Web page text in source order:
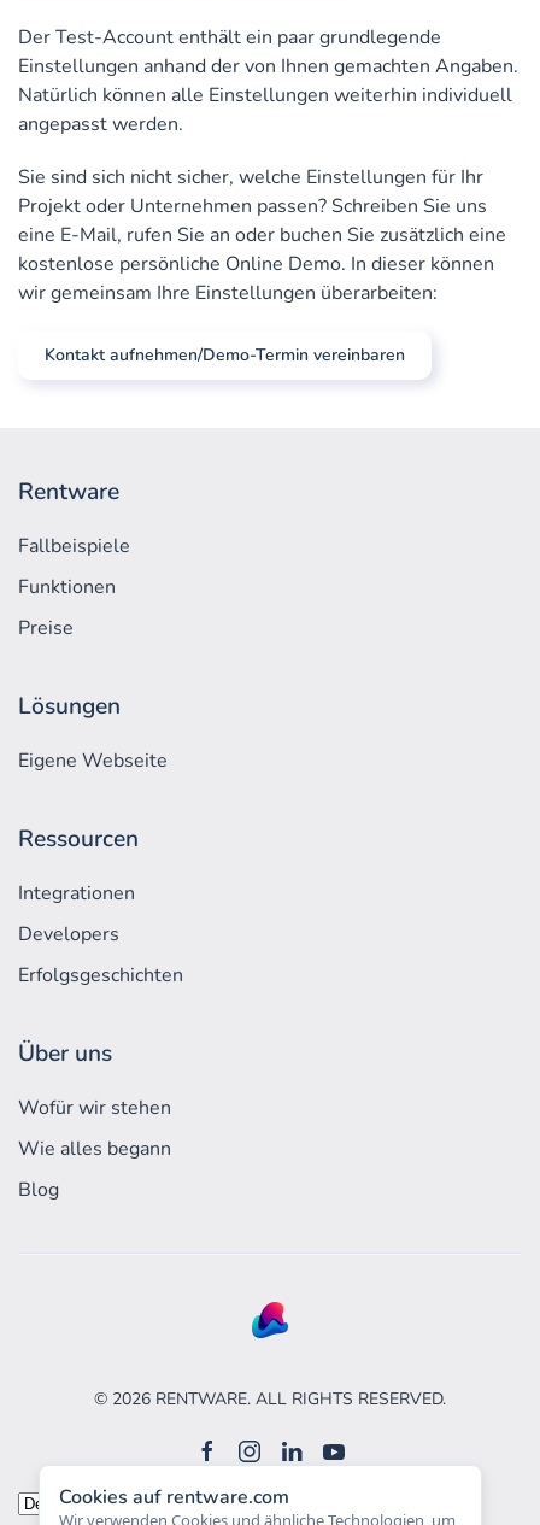
Der Test-Account enthält ein paar grundlegende
Einstellungen anhand der von Ihnen gemachten Angaben.
Natürlich können alle Einstellungen weiterhin individuell
angepasst werden.
Sie sind sich nicht sicher, welche Einstellungen für Ihr
Projekt oder Unternehmen passen? Schreiben Sie uns
eine E-Mail, rufen Sie an oder buchen Sie zusätzlich eine
kostenlose persönliche Online Demo. In dieser können
wir gemeinsam Ihre Einstellungen überarbeiten:
Kontakt aufnehmen/Demo-Termin vereinbaren
Rentware
Fallbeispiele
Funktionen
Preise
Lösungen
Eigene Webseite
Ressourcen
Integrationen
Developers
Erfolgs­geschichten
Über uns
Wofür wir stehen
Wie alles begann
Blog
© 2026 RENTWARE. ALL RIGHTS RESERVED.
SpracheCookies auf rentware.com
Wir verwenden Cookies und ähnliche Technologien, um